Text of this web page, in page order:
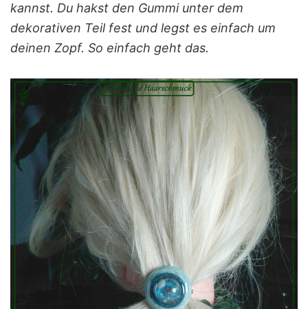
kannst. Du hakst den Gummi unter dem
dekorativen Teil fest und legst es einfach um
deinen Zopf. So einfach geht das.